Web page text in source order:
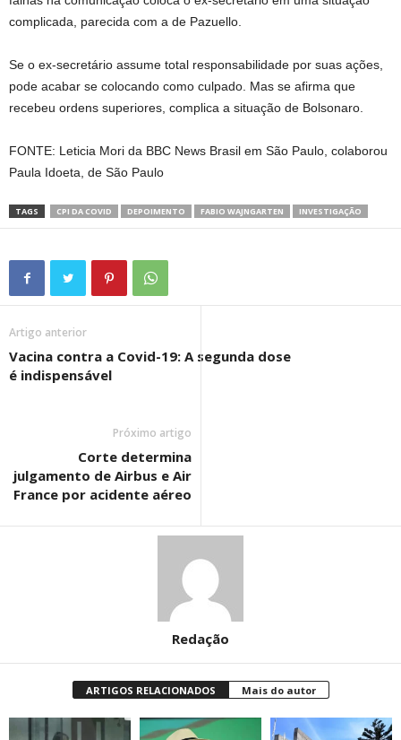
complicada, parecida com a de Pazuello.
Se o ex-secretário assume total responsabilidade por suas ações,
pode acabar se colocando como culpado. Mas se afirma que
recebeu ordens superiores, complica a situação de Bolsonaro.
FONTE: Leticia Mori da BBC News Brasil em São Paulo, colaborou
Paula Idoeta, de São Paulo
TAGS CPI DA COVID DEPOIMENTO FABIO WAJNGARTEN INVESTIGAÇÃO
Artigo anterior
Vacina contra a Covid-19: A segunda dose
é indispensável
Próximo artigo
Corte determina
julgamento de Airbus e Air
France por acidente aéreo
Redação
ARTIGOS RELACIONADOS Mais do autor